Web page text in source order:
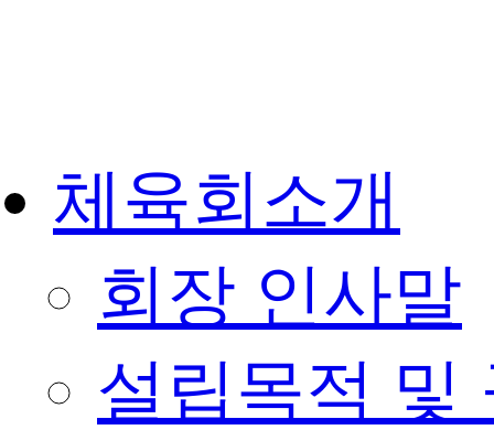
체육회소개
회장 인사말
설립목적 및